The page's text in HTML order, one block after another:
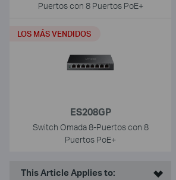
Puertos con 8 Puertos PoE+
ES208GP
Switch Omada 8-Puertos con 8
Puertos PoE+
LOS MÁS VENDIDOS
This Article Applies to: